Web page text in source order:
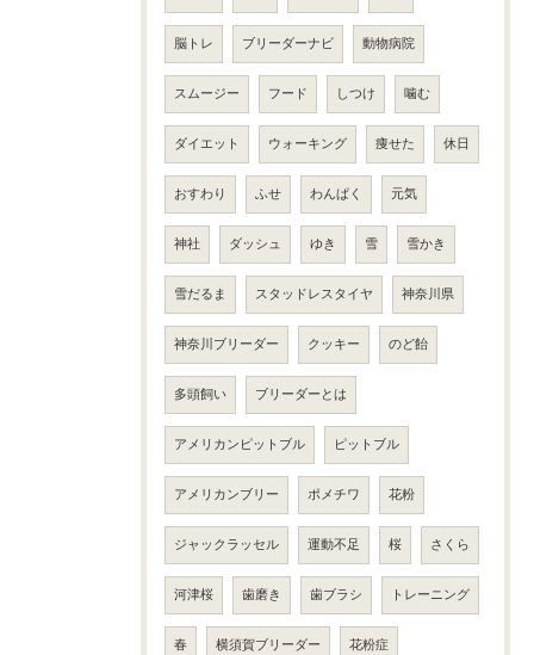
脳トレ ブリーダーナビ 動物病院
スムージー フード しつけ 噛む
ダイエット ウォーキング 痩せた 休日
おすわり ふせ わんぱく 元気
神社 ダッシュ ゆき 雪 雪かき
雪だるま スタッドレスタイヤ 神奈川県
神奈川ブリーダー クッキー のど飴
多頭飼い ブリーダーとは
アメリカンピットブル ピットブル
アメリカンブリー ポメチワ 花粉
ジャックラッセル 運動不足 桜 さくら
河津桜 歯磨き 歯ブラシ トレーニング
春 横須賀ブリーダー 花粉症